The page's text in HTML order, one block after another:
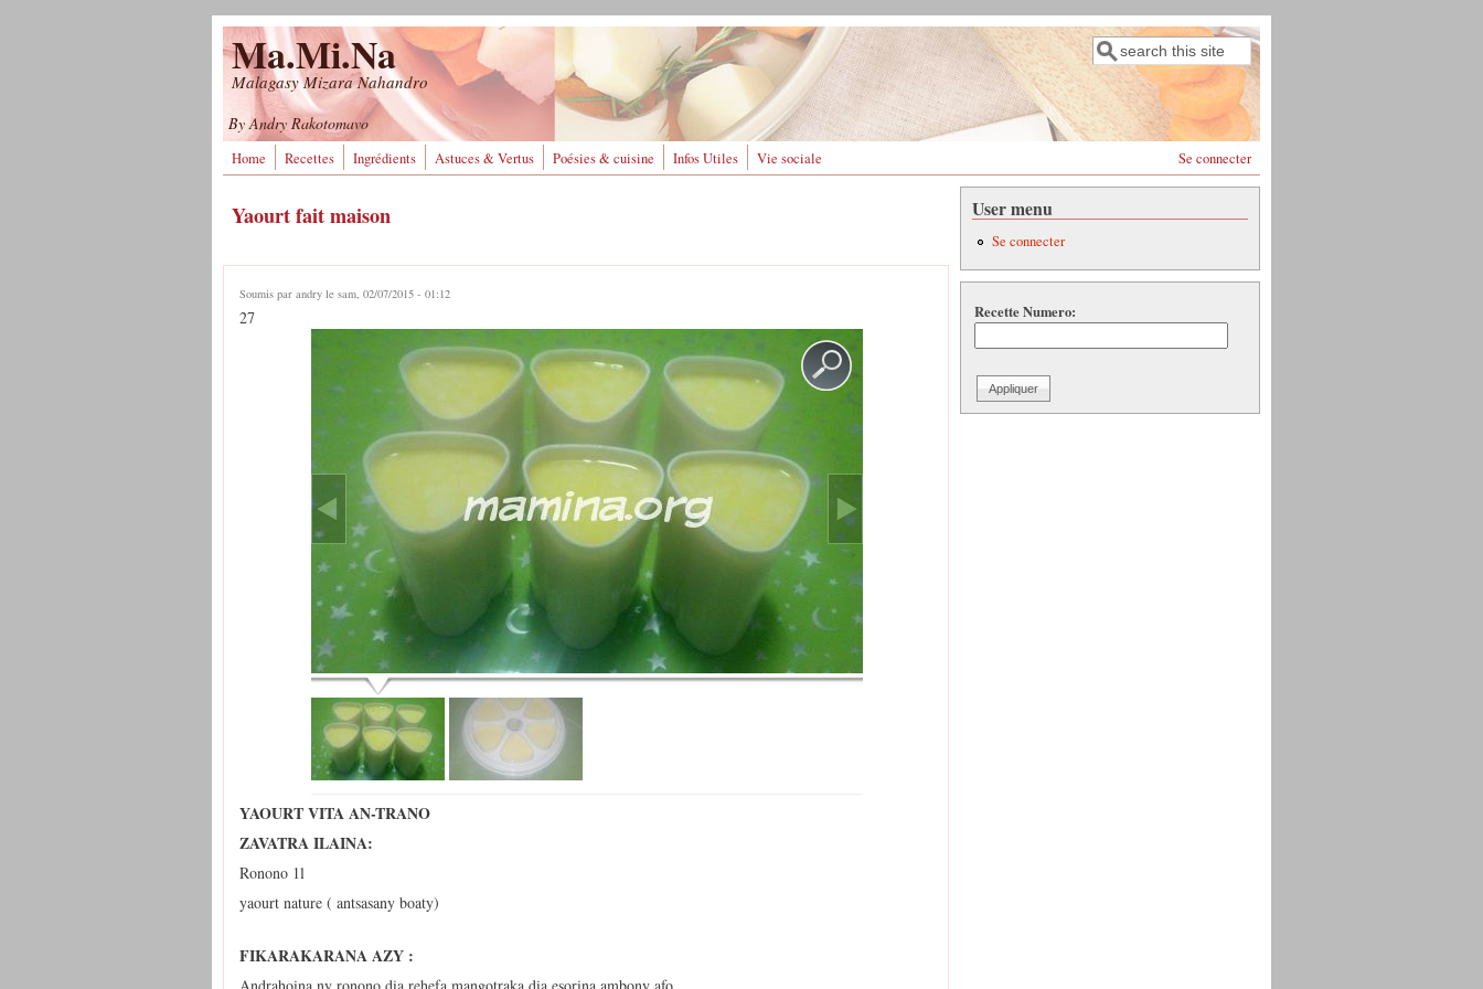
Ma.Mi.Na
Malagasy Mizara Nahandro
Formulaire de recherche
Rechercher
By Andry Rakotomavo
Home Recettes Ingrédients Astuces & Vertus Poésies & cuisine Infos Utiles Vie sociale Se connecter
Yaourt fait maison
Soumis par andry le sam, 02/07/2015 - 01:12
27
YAOURT VITA AN-TRANO
ZAVATRA ILAINA:
Ronono 1l
yaourt nature ( antsasany boaty)
FIKARAKARANA AZY :
User menu
Se connecter
Recette Numero: